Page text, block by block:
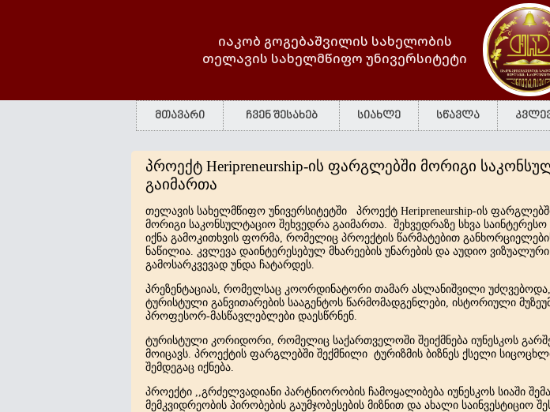
იაკობ გოგებაშვილის სახელობის
თელავის სახელმწიფო უნივერსიტეტი
მთავარი ჩვენ შესახებ სიახლე სწავლა
პროექტ Heripreneurship-ის ფარგლებში მორიგი
გაიმართა
თელავის სახელმწიფო უნივერსიტეტში პროექტ Heripreneurship-ის
მორიგი საკონსულტაციო შეხვედრა გაიმართა. შეხვედრაზე სხვა
იქნა გამოკითხვის ფორმა, რომელიც პროექტის წარმატებით
ნაწილია. კვლევა დაინტერესებულ მხარეების უნარების და აუდიო ვიზუალური
გამოსარკვევად უნდა ჩატარდეს.
პრეზენტაციას, რომელსაც კოორდინატორი თამარ ასლანიშვილი
ტურისტული განვითარების სააგენტოს წარმომადგენლები, ისტორიული
პროფესორ-მასწავლებლები დაესწრნენ.
ტურისტული კორიდორი, რომელიც საქართველოში შეიქმნება იუნესკოს
მოიცავს. პროექტის ფარგლებში შექმნილი ტურიზმის ბიზნეს ქსელი
შემდეგაც იქნება.
პროექტი ,,გრძელვადიანი პარტნიორობის ჩამოყალიბება იუნესკოს სიაში
მემკვიდრეობის პირობების გაუმჯობესების მიზნით და ახალი საინვესტიციო